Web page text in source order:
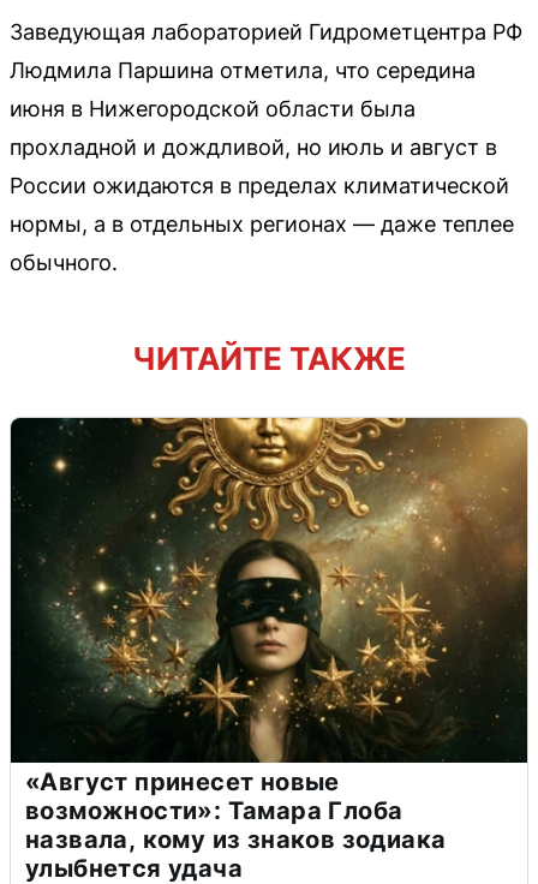
Заведующая лабораторией Гидрометцентра РФ
Людмила Паршина отметила, что середина
июня в Нижегородской области была
прохладной и дождливой, но июль и август в
России ожидаются в пределах климатической
нормы, а в отдельных регионах — даже теплее
обычного.
ЧИТАЙТЕ ТАКЖЕ
«Август принесет новые
возможности»: Тамара Глоба
назвала, кому из знаков зодиака
улыбнется удача